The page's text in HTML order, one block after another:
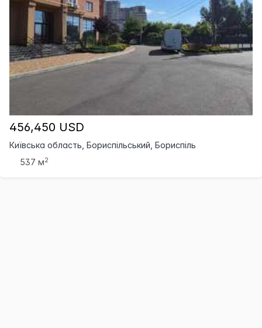
456,450 USD
Київська область, Бориспільський, Бориспіль
537 м2